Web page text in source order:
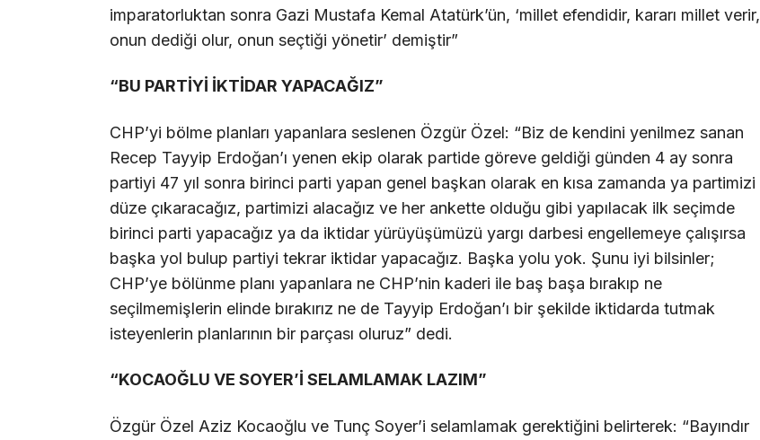
imparatorluktan sonra Gazi Mustafa Kemal Atatürk’ün, ‘millet efendidir, kararı millet verir,
onun dediği olur, onun seçtiği yönetir’ demiştir”
“BU PARTİYİ İKTİDAR YAPACAĞIZ”
CHP’yi bölme planları yapanlara seslenen Özgür Özel: “Biz de kendini yenilmez sanan
Recep Tayyip Erdoğan’ı yenen ekip olarak partide göreve geldiği günden 4 ay sonra
partiyi 47 yıl sonra birinci parti yapan genel başkan olarak en kısa zamanda ya partimizi
düze çıkaracağız, partimizi alacağız ve her ankette olduğu gibi yapılacak ilk seçimde
birinci parti yapacağız ya da iktidar yürüyüşümüzü yargı darbesi engellemeye çalışırsa
başka yol bulup partiyi tekrar iktidar yapacağız. Başka yolu yok. Şunu iyi bilsinler;
CHP’ye bölünme planı yapanlara ne CHP’nin kaderi ile baş başa bırakıp ne
seçilmemişlerin elinde bırakırız ne de Tayyip Erdoğan’ı bir şekilde iktidarda tutmak
isteyenlerin planlarının bir parçası oluruz” dedi.
“KOCAOĞLU VE SOYER’İ SELAMLAMAK LAZIM”
Özgür Özel Aziz Kocaoğlu ve Tunç Soyer’i selamlamak gerektiğini belirterek: “Bayındır